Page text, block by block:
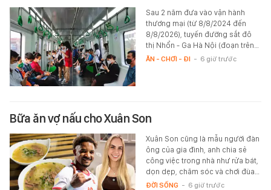
Sau 2 năm đưa vào vận hành
thương mại (từ 8/8/2024 đến
8/8/2026), tuyến đường sắt đô
thị Nhổn - Ga Hà Nội (đoạn trên…
ĂN - CHƠI - ĐI - 6 giờ trước
Bữa ăn vợ nấu cho Xuân Son
Xuân Son cũng là mẫu người đàn
ông của gia đình, anh chia sẻ
công việc trong nhà như rửa bát,
dọn dẹp, chăm sóc và chơi đùa…
ĐỜI SỐNG - 6 giờ trước